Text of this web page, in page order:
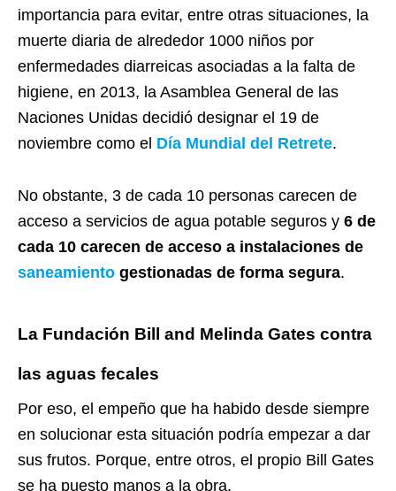
importancia para evitar, entre otras situaciones, la
muerte diaria de alrededor 1000 niños por
enfermedades diarreicas asociadas a la falta de
higiene, en 2013, la Asamblea General de las
Naciones Unidas decidió designar el 19 de
noviembre como el Día Mundial del Retrete.
No obstante, 3 de cada 10 personas carecen de
acceso a servicios de agua potable seguros y 6 de
cada 10 carecen de acceso a instalaciones de
saneamiento gestionadas de forma segura.
La Fundación Bill and Melinda Gates contra
las aguas fecales
Por eso, el empeño que ha habido desde siempre
en solucionar esta situación podría empezar a dar
sus frutos. Porque, entre otros, el propio Bill Gates
se ha puesto manos a la obra.